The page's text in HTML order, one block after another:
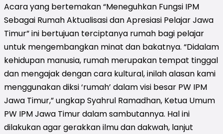
Acara yang bertemakan “Meneguhkan Fungsi IPM
Sebagai Rumah Aktualisasi dan Apresiasi Pelajar Jawa
Timur” ini bertujuan terciptanya rumah bagi pelajar
untuk mengembangkan minat dan bakatnya. “Didalam
kehidupan manusia, rumah merupakan tempat tinggal
dan mengajak dengan cara kultural, inilah alasan kami
menggunakan diksi ‘rumah’ dalam visi besar PW IPM
Jawa Timur,” ungkap Syahrul Ramadhan, Ketua Umum
PW IPM Jawa Timur dalam sambutannya. Hal ini
dilakukan agar gerakkan ilmu dan dakwah, lanjut